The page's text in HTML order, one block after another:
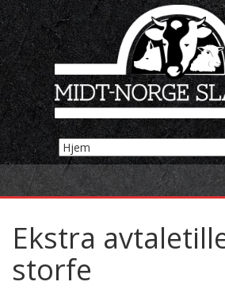
Ekstra
storfe